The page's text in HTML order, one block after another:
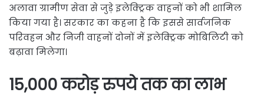
अलावा ग्रामीण सेवा से जुड़े इलेक्ट्रिक वाहनों को भी शामिल
किया गया है। सरकार का कहना है कि इससे सार्वजनिक
परिवहन और निजी वाहनों दोनों में इलेक्ट्रिक मोबिलिटी को
बढ़ावा मिलेगा।
15,000 करोड़ रुपये तक का लाभ